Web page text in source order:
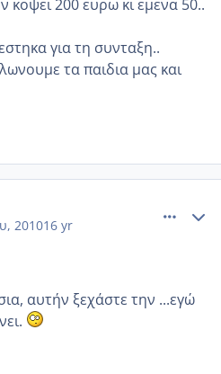
200 ευρω κι εμενα 50..
για τη συνταξη..
τα παιδια μας και
201016 yr
αυτήν ξεχάστε την ...εγώ